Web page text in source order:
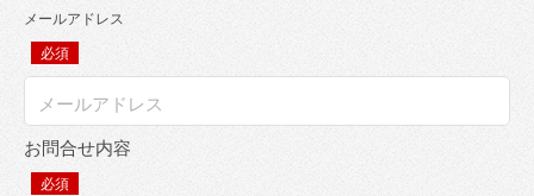
メールアドレス
必須
お問合せ内容
必須